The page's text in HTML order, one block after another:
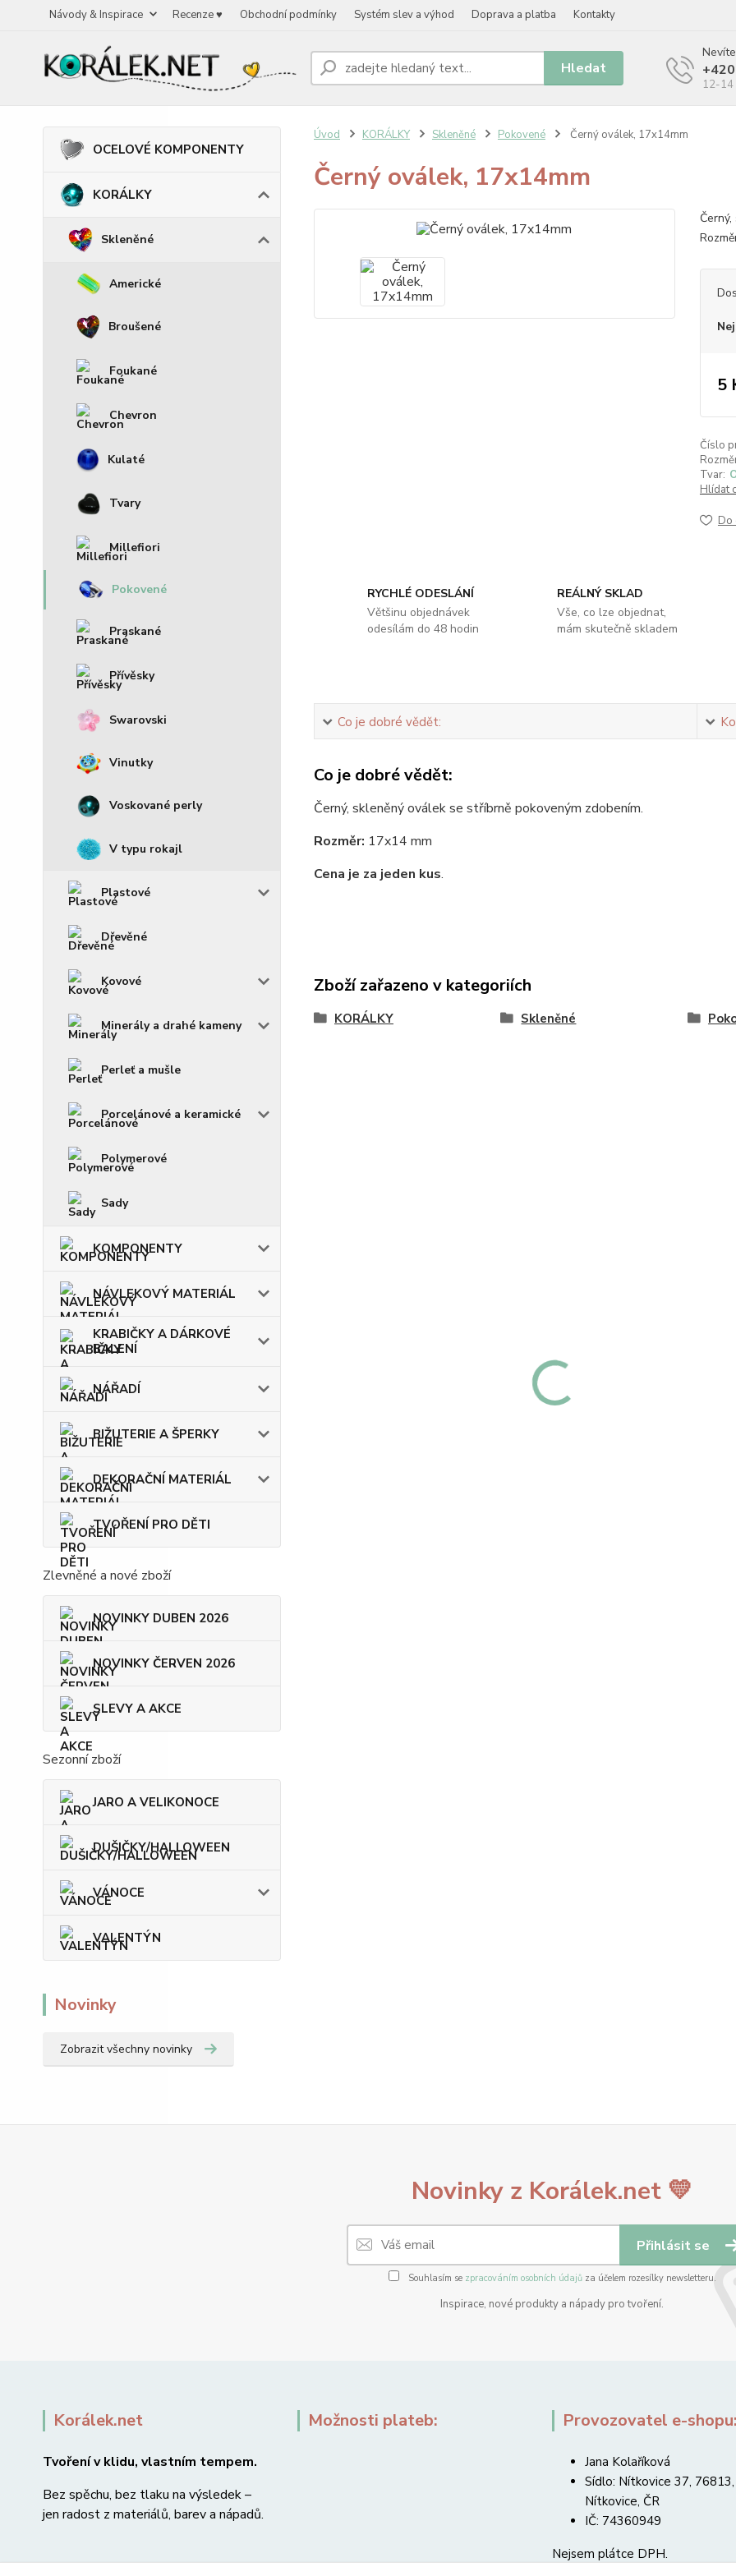
Návody & Inspirace Recenze ♥ Obchodní podmínky Systém slev a výhod Doprava a platba Kontakty
Hledat
12-14
OCELOVÉ KOMPONENTY
KORÁLKY
Skleněné
Americké
Broušené
Foukané
Chevron
Kulaté
Tvary
Millefiori
Pokovené
Praskané
Přívěsky
Swarovski
Vinutky
Voskované perly
V typu rokajl
Plastové
Dřevěné
Kovové
Minerály a drahé kameny
Perleť a mušle
Porcelánové a keramické
Polymerové
Sady
KOMPONENTY
NÁVLEKOVÝ MATERIÁL
KRABIČKY A DÁRKOVÉ
BALENÍ
NÁŘADÍ
BIŽUTERIE A ŠPERKY
DEKORAČNÍ MATERIÁL
TVOŘENÍ PRO DĚTI
Zlevněné a nové zboží
NOVINKY DUBEN 2026
NOVINKY ČERVEN 2026
SLEVY A AKCE
Sezonní zboží
JARO A VELIKONOCE
DUŠIČKY/HALLOWEEN
VÁNOCE
VALENTÝN
Novinky
Zobrazit všechny novinky
Úvod KORÁLKY Skleněné Pokovené Černý oválek, 17x14mm
Černý oválek, 17x14mm
5
Číslo
Tvar:
Hlídat
Do
RYCHLÉ ODESLÁNÍ
Většinu objednávek
odesílám do 48 hodin
REÁLNÝ SKLAD
Vše, co lze objednat,
mám skutečně skladem
Co je dobré vědět:
Co je dobré vědět:
Černý, skleněný oválek se stříbrně pokoveným zdobením.
Rozměr: 17x14 mm
Cena je za jeden kus.
Zboží zařazeno v kategoriích
KORÁLKY Skleněné
Novinky z Korálek.net 💛
Přihlásit se
Souhlasím se zpracováním osobních údajůza účelem rozesílky newsletteru.
Inspirace, nové produkty a nápady pro tvoření.
Korálek.net
Tvoření v klidu, vlastním tempem.
Bez spěchu, bez tlaku na výsledek –
jen radost z materiálů, barev a nápadů.
Možnosti plateb: Provozovatel e-shopu:
Jana Kolaříková
Sídlo: Nítkovice 37, 76813,
Nítkovice, ČR
IČ: 74360949
Nejsem plátce DPH.